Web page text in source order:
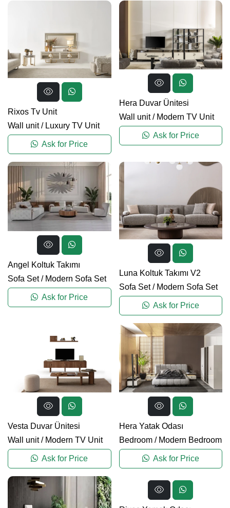
Rixos Tv Unit
Wall unit/ Luxury TV Unit
Ask for Price
Hera Duvar Ünitesi
Wall unit/ Modern TV Unit
Ask for Price
Angel Koltuk Takımı
Sofa Set/ Modern Sofa Set
Ask for Price
Luna Koltuk Takımı V2
Sofa Set/ Modern Sofa Set
Ask for Price
Vesta Duvar Ünitesi
Wall unit/ Modern TV Unit
Ask for Price
Hera Yatak Odası
Bedroom/ Modern Bedroom
Ask for Price